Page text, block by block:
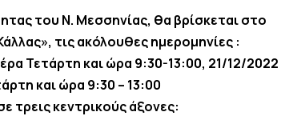
του Ν. Μεσσηνίας, θα βρίσκεται στο
τις ακόλουθες ημερομηνίες :
Τετάρτη και ώρα 9:30-13:00, 21/12/2022
και ώρα 9:30 – 13:00
τρεις κεντρικούς άξονες: